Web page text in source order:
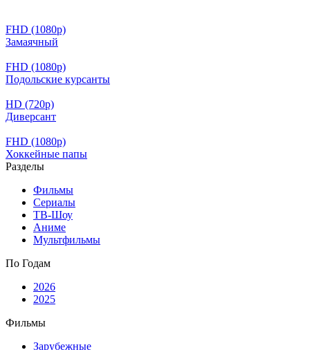
FHD (1080p)
Замаячный
FHD (1080p)
Подольские курсанты
HD (720p)
Диверсант
FHD (1080p)
Хоккейные папы
Разделы
Фильмы
Сериалы
ТВ-Шоу
Аниме
Мультфильмы
По Годам
2026
2025
Фильмы
Зарубежные